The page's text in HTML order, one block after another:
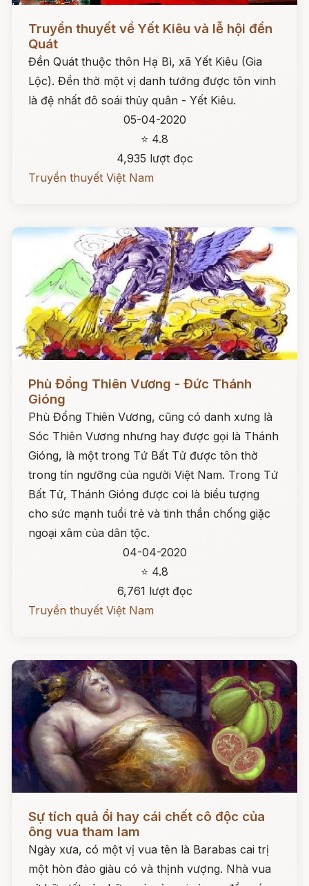
Đọc ngay
Truyền thuyết về Yết Kiêu và lễ hội đền
Quát
Đền Quát thuộc thôn Hạ Bì, xã Yết Kiêu (Gia
Lộc). Đền thờ một vị danh tướng được tôn vinh
là đệ nhất đô soái thủy quân - Yết Kiêu.
05-04-2020
⭐ 4.8
4,935 lượt đọc
Truyền thuyết Việt Nam
Phù Đổng Thiên Vương - Đức Thánh
Gióng
Phù Đổng Thiên Vương, cũng có danh xưng là
Sóc Thiên Vương nhưng hay được gọi là Thánh
Gióng, là một trong Tứ Bất Tử được tôn thờ
trong tín ngưỡng của người Việt Nam. Trong Tứ
Bất Tử, Thánh Gióng được coi là biểu tượng
cho sức mạnh tuổi trẻ và tinh thần chống giặc
ngoại xâm của dân tộc.
04-04-2020
⭐ 4.8
6,761 lượt đọc
Truyền thuyết Việt Nam
Sự tích quả ổi hay cái chết cô độc của
ông vua tham lam
Ngày xưa, có một vị vua tên là Barabas cai trị
một hòn đảo giàu có và thịnh vượng. Nhà vua